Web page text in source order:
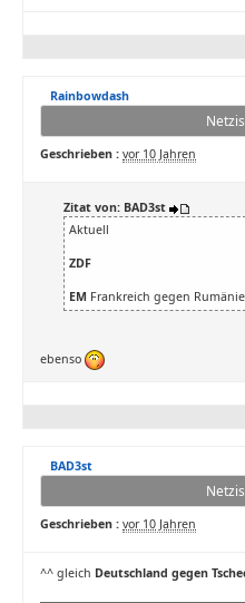
Rainbowdash
Geschrieben : vor 10 Jahren
Zitat von: BAD3st
Aktuell
ZDF
EM Frankreich gegen
ebenso
BAD3st
Geschrieben : vor 10 Jahren
^^ gleich Deutschland gegen